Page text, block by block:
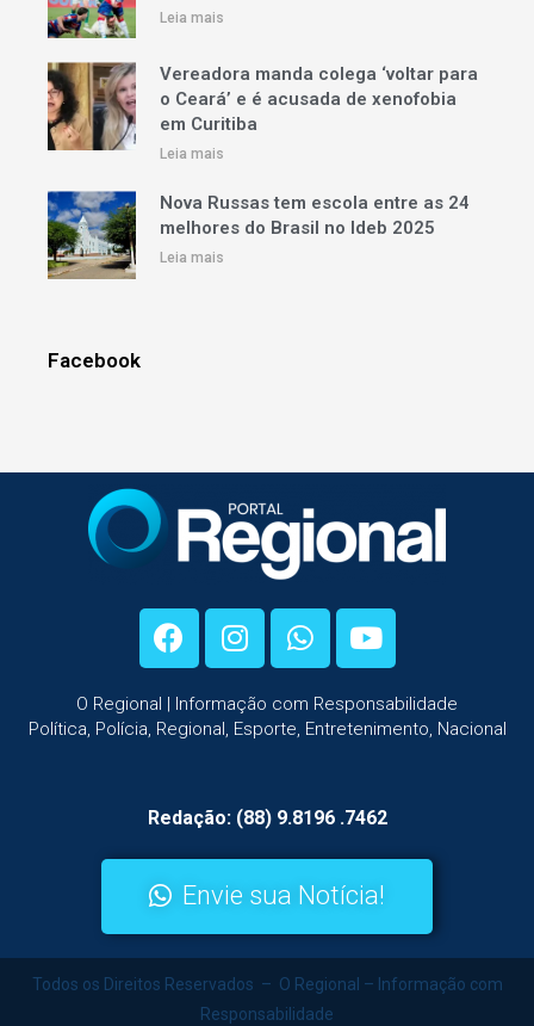
Leia mais
Vereadora manda colega ‘voltar para
o Ceará’ e é acusada de xenofobia
em Curitiba
Leia mais
Nova Russas tem escola entre as 24
melhores do Brasil no Ideb 2025
Leia mais
Facebook
O Regional | Informação com Responsabilidade
Política, Polícia, Regional, Esporte, Entretenimento, Nacional
Redação: (88) 9.8196 .7462
Envie sua Notícia!
Todos os Direitos Reservados – O Regional – Informação com
Responsabilidade